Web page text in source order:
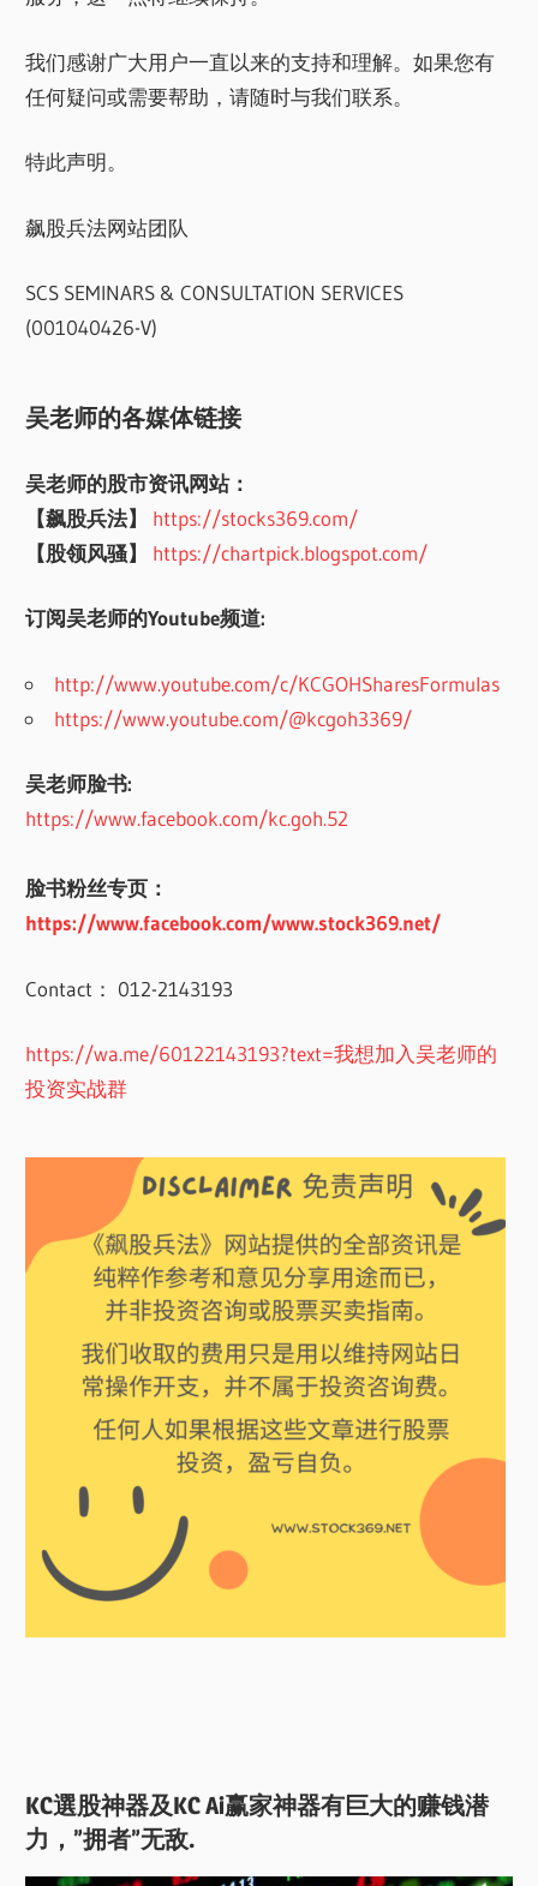
我们感谢广大用户一直以来的支持和理解。如果您有
任何疑问或需要帮助，请随时与我们联系。
特此声明。
飙股兵法网站团队
SCS SEMINARS & CONSULTATION SERVICES
(001040426-V)
吴老师的各媒体链接
吴老师的股市资讯网站：
【飙股兵法】
https://stocks369.com/
【股领风骚】
https://chartpick.blogspot.com/
订阅吴老师的Youtube频道:
http://www.youtube.com/c/KCGOHSharesFormulas
https://www.youtube.com/@kcgoh3369/
吴老师脸书:
https://www.facebook.com/kc.goh.52
脸书粉丝专页：
https://www.facebook.com/www.stock369.net/
Contact： 012-2143193
https://wa.me/60122143193?text=我想加入吴老师的
投资实战群
KC選股神器及KC Ai赢家神器有巨大的赚钱潜
力，”拥者”无敌.